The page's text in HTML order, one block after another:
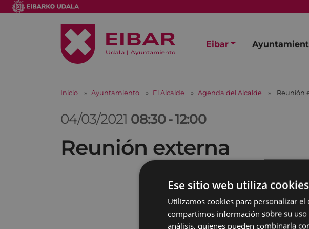
Eibar
Inicio Ayuntamiento El Alcalde Agenda del Alcalde Reunión
04/03/2021 08:30-12:00
Reunión externa
Ese sitio web utiliza cookies
Utilizamos cookies para personalizar
compartimos información sobre su
análisis, quienes pueden combinarla